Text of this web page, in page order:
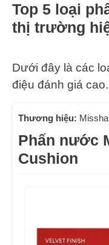
Top 5 loại
thị trường
Dưới đây là các
điệu đánh giá
Thương hiệu: Missha
Phấn nước
Cushion